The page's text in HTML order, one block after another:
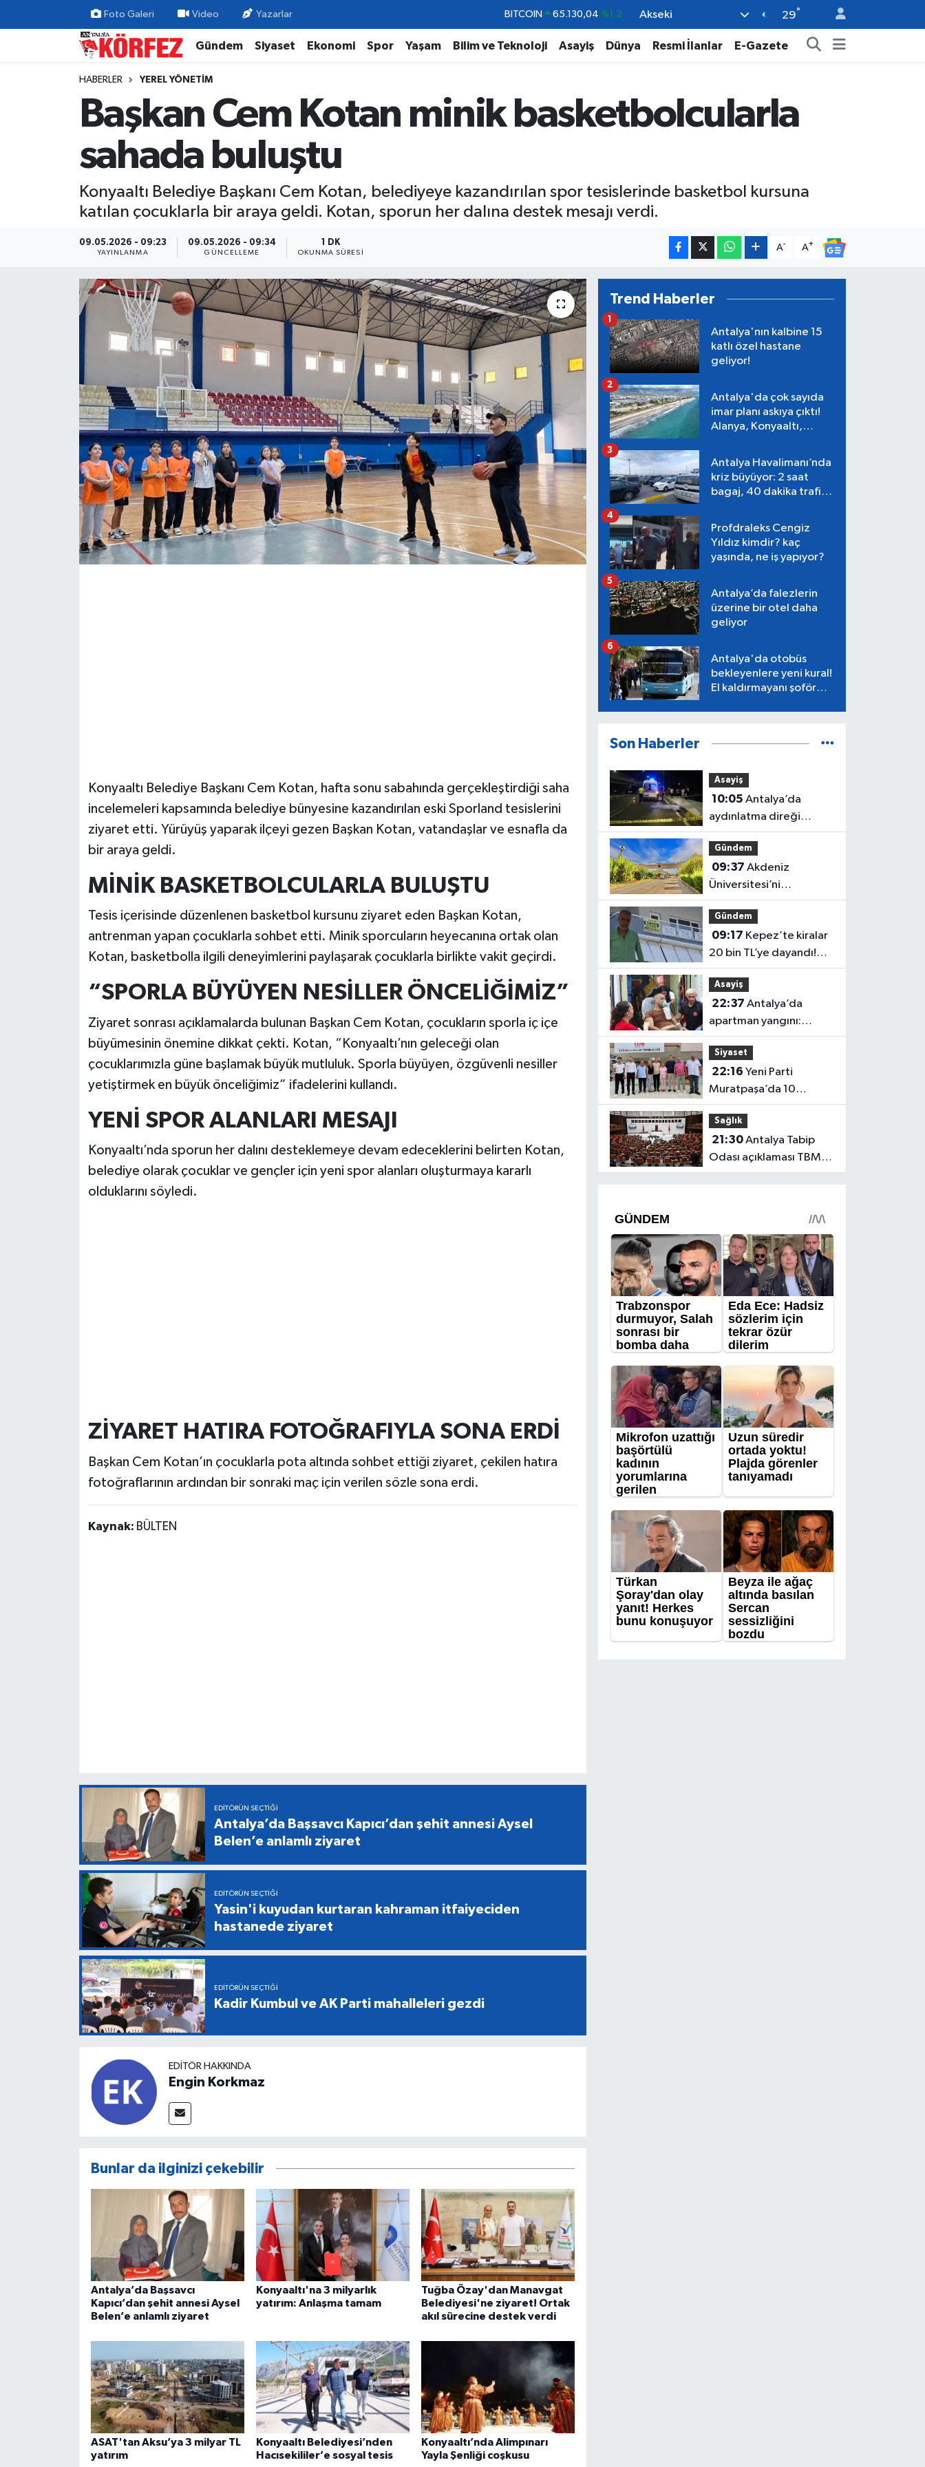
Foto Galeri Video Yazarlar DOLAR 47,7106 %0.17
EURO 55,1652 %0.27
BİST100 13.773 %-19
Akseki 29°
Gündem Siyaset Ekonomi Spor Yaşam Bilim ve Teknoloji Asayiş Dünya Resmi İlanlar E-Gazete
HABERLER YEREL YÖNETIM
Başkan Cem Kotan minik basketbolcularla
sahada buluştu
Konyaaltı Belediye Başkanı Cem Kotan, belediyeye kazandırılan spor tesislerinde basketbol kursuna
katılan çocuklarla bir araya geldi. Kotan, sporun her dalına destek mesajı verdi.
09.05.2026 - 09:23
YAYINLANMA
09.05.2026 - 09:34
GÜNCELLEME
1 DK
OKUNMA SÜRESI
A- A+
Konyaaltı Belediye Başkanı Cem Kotan, hafta sonu sabahında gerçekleştirdiği saha
incelemeleri kapsamında belediye bünyesine kazandırılan eski Sporland tesislerini
ziyaret etti. Yürüyüş yaparak ilçeyi gezen Başkan Kotan, vatandaşlar ve esnafla da
bir araya geldi.
MİNİK BASKETBOLCULARLA BULUŞTU
Tesis içerisinde düzenlenen basketbol kursunu ziyaret eden Başkan Kotan,
antrenman yapan çocuklarla sohbet etti. Minik sporcuların heyecanına ortak olan
Kotan, basketbolla ilgili deneyimlerini paylaşarak çocuklarla birlikte vakit geçirdi.
“SPORLA BÜYÜYEN NESİLLER ÖNCELİĞİMİZ”
Ziyaret sonrası açıklamalarda bulunan Başkan Cem Kotan, çocukların sporla iç içe
büyümesinin önemine dikkat çekti. Kotan, “Konyaaltı’nın geleceği olan
çocuklarımızla güne başlamak büyük mutluluk. Sporla büyüyen, özgüvenli nesiller
yetiştirmek en büyük önceliğimiz” ifadelerini kullandı.
YENİ SPOR ALANLARI MESAJI
Konyaaltı’nda sporun her dalını desteklemeye devam edeceklerini belirten Kotan,
belediye olarak çocuklar ve gençler için yeni spor alanları oluşturmaya kararlı
olduklarını söyledi.
ZİYARET HATIRA FOTOĞRAFIYLA SONA ERDİ
Başkan Cem Kotan’ın çocuklarla pota altında sohbet ettiği ziyaret, çekilen hatıra
fotoğraflarının ardından bir sonraki maç için verilen sözle sona erdi.
Kaynak: BÜLTEN
EDITÖRÜN SEÇTIĞI
Antalya’da Başsavcı Kapıcı’dan şehit annesi Aysel
Belen’e anlamlı ziyaret
EDITÖRÜN SEÇTIĞI
Yasin'i kuyudan kurtaran kahraman itfaiyeciden
hastanede ziyaret
EDITÖRÜN SEÇTIĞI
Kadir Kumbul ve AK Parti mahalleleri gezdi
EDITÖR HAKKINDA
Engin Korkmaz
Bunlar da ilginizi çekebilir
Antalya’da Başsavcı
Kapıcı’dan şehit annesi Aysel
Belen’e anlamlı ziyaret
Konyaaltı'na 3 milyarlık
yatırım: Anlaşma tamam
Tuğba Özay'dan Manavgat
Belediyesi'ne ziyaret! Ortak
akıl sürecine destek verdi
ASAT'tan Aksu’ya 3 milyar TL
yatırım
Konyaaltı Belediyesi’nden
Hacısekililer’e sosyal tesis
Konyaaltı’nda Alimpınarı
Yayla Şenliği coşkusu
Trend Haberler
Antalya'nın kalbine 15
katlı özel hastane
geliyor!
1
Antalya'da çok sayıda
imar planı askıya çıktı!
Alanya, Konyaaltı,
2
Antalya Havalimanı’nda
kriz büyüyor: 2 saat
bagaj, 40 dakika trafik,
3
Profdraleks Cengiz
Yıldız kimdir? kaç
yaşında, ne iş yapıyor?
4
Antalya’da falezlerin
üzerine bir otel daha
geliyor
5
Antalya'da otobüs
bekleyenlere yeni kural!
El kaldırmayanı şoför
6
Son Haberler
Asayiş
10:05
aydınlatma direği
faciaya neden oldu
Gündem
09:37
Üniversitesi’ni
yazacaklar dikkat! Asıl
sınav şimdi başlıyor
Gündem
09:17
20 bin TL’ye dayandı!
CHP’li Özel’den tepki
Asayiş
22:37
apartman yangını:
Mahsur kalan aile
kurtarıldı
Siyaset
22:16
Muratpaşa’da 10
belediye meclis üyesiyle
güçlendi
Sağlık
21:30Antalya Tabip
Odası açıklaması TBMM
gündeminde
Gündem
Yerel Yönetim
Ekonomi
Magazin
Kültür ve Sanat
Sivil Toplum
Nöbetçi Eczaneler
Trafik Durumu
Süper Lig Puan Durumu ve Fikstür
Tüm Manşetler